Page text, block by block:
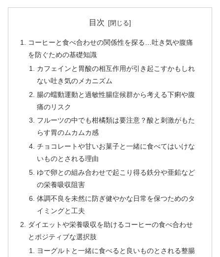
目次
コーヒーと食べ合わせの関係性を探る…吐き気や腹痛
を防ぐための基礎知識
カフェインと胃酸の相互作用が引き起こすかもしれ
ない吐き気のメカニズム
腸の蠕動運動と過敏性腸症候群から考える下痢や腹
痛のリスク
フルーツの中でも柑橘類は要注意？酸と刺激がもた
らす胃のムカムカ感
チョコレートや甘いお菓子と一緒に食べてはいけな
いものとされる理由
ゆで卵との組み合わせで起こり得る鉄分や亜鉛など
の栄養吸収阻害
体調不良を未然に防ぎ健やかな日常を保つためのタ
イミングと工夫
ダイエットや栄養吸収を助けるコーヒーの食べ合わせ
とポジティブな選択肢
ヨーグルトと一緒に食べると良いものとされる整腸